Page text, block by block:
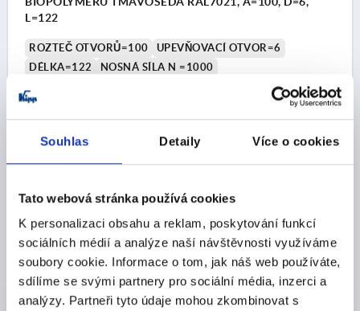
Souhlas Detaily Více o cookies
Tato webová stránka používá cookies
K personalizaci obsahu a reklam, poskytování funkcí
sociálních médií a analýze naší návštěvnosti využíváme
soubory cookie. Informace o tom, jak náš web používáte,
sdílíme se svými partnery pro sociální média, inzerci a
analýzy. Partneři tyto údaje mohou zkombinovat s
L=122
ROZTEČ OTVORŮ=100
UPEVŇOVACÍ OTVOR=6
DÉLKA=122
NOSNÁ SÍLA N =1000
BARVA ZÁKLADNÍHO TĚLESA=TMAVOŠEDÁ RAL 7021
Objednací číslo: K1060.10110005290
bez DPH
K1060 A